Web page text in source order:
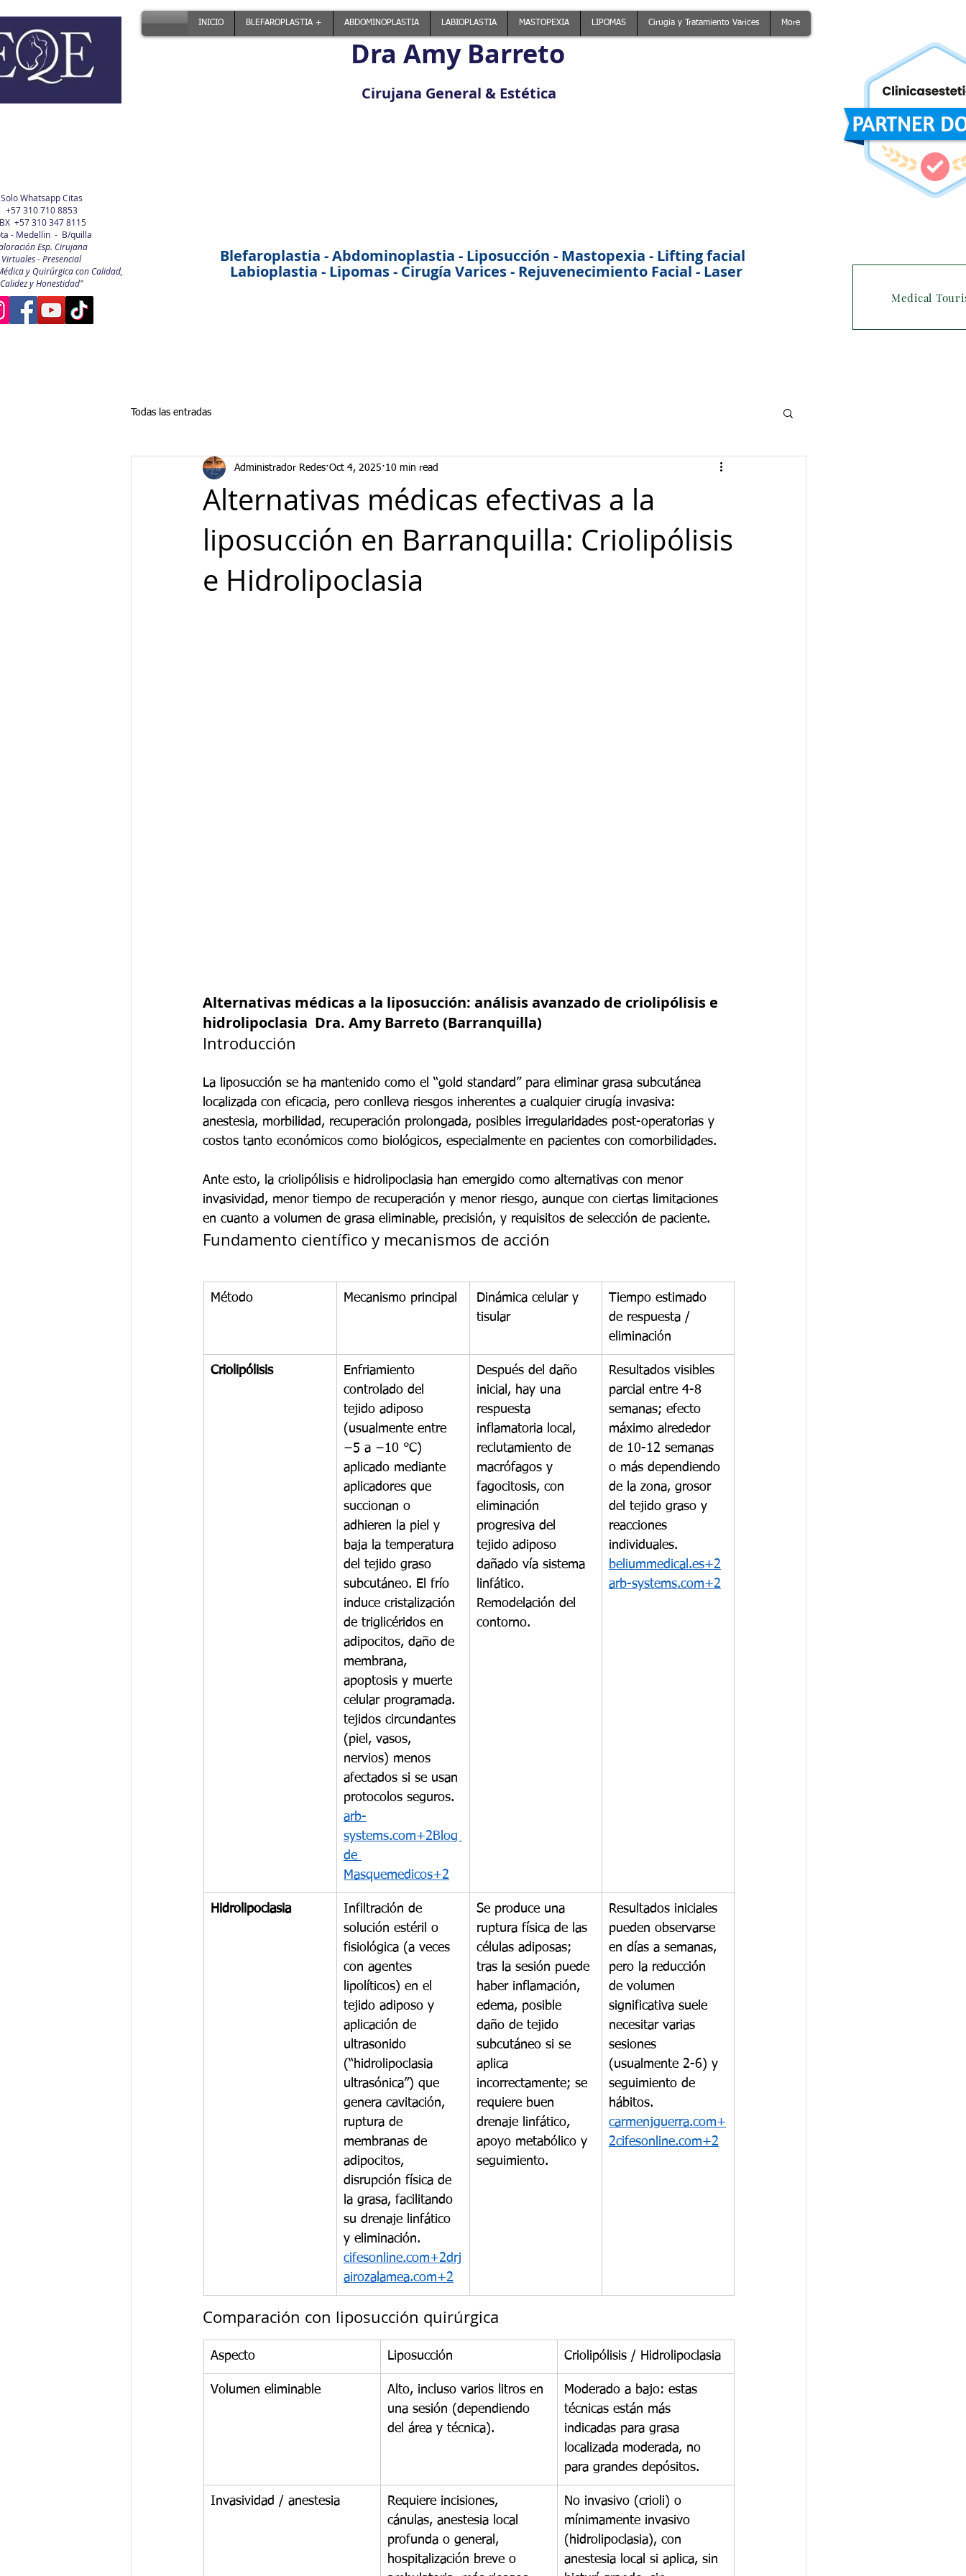
INICIO BLEFAROPLASTIA + ABDOMINOPLASTIA LABIOPLASTIA MASTOPEXIA LIPOMAS Cirugia y Tratamiento Varices More
Dra Amy Barreto
Cirujana General & Estética
Solo Whatsapp Citas
+57 310 710 8853
+57 310 347 8115
- Medellin - B/quilla
Esp. Cirujana
Virtuales - Presencial
y Quirúrgica con Calidad,
Calidez y Honestidad"
Blefaroplastia - Abdominoplastia - Liposucción - Mastopexia - Lifting facial
Labioplastia - Lipomas - Cirugía Varices - Rejuvenecimiento Facial - Laser
Medical
Todas las entradas
Alternativas médicas efectivas a la
liposucción en Barranquilla: Criolipólisis
e Hidrolipoclasia
Administrador Redes Oct 4, 2025 10 min read
Alternativas médicas a la liposucción: análisis avanzado de criolipólisis e
hidrolipoclasia  Dra. Amy Barreto (Barranquilla)
Introducción
La liposucción se ha mantenido como el “gold standard” para eliminar grasa subcutánea
localizada con eficacia, pero conlleva riesgos inherentes a cualquier cirugía invasiva:
anestesia, morbilidad, recuperación prolongada, posibles irregularidades post-operatorias y
costos tanto económicos como biológicos, especialmente en pacientes con comorbilidades.
Ante esto, la criolipólisis e hidrolipoclasia han emergido como alternativas con menor
invasividad, menor tiempo de recuperación y menor riesgo, aunque con ciertas limitaciones
en cuanto a volumen de grasa eliminable, precisión, y requisitos de selección de paciente.
Fundamento científico y mecanismos de acción
Método Mecanismo principal
Dinámica celular y
tisular
Tiempo estimado
de respuesta /
eliminación
Criolipólisis
Enfriamiento
controlado del
tejido adiposo
(usualmente entre
−5 a −10 °C)
aplicado mediante
aplicadores que
succionan o
adhieren la piel y
baja la temperatura
del tejido graso
subcutáneo. El frío
induce cristalización
de triglicéridos en
adipocitos, daño de
membrana,
apoptosis y muerte
celular programada.
tejidos circundantes
(piel, vasos,
nervios) menos
afectados si se usan
protocolos seguros.
arb-
systems.com+2Blog
de
Masquemedicos+2
Después del daño
inicial, hay una
respuesta
inflamatoria local,
reclutamiento de
macrófagos y
fagocitosis, con
eliminación
progresiva del
tejido adiposo
dañado vía sistema
linfático.
Remodelación del
contorno.
Resultados visibles
parcial entre 4-8
semanas; efecto
máximo alrededor
de 10-12 semanas
o más dependiendo
de la zona, grosor
del tejido graso y
reacciones
individuales.
beliummedical.es+2
arb-systems.com+2
Hidrolipoclasia
Infiltración de
solución estéril o
fisiológica (a veces
con agentes
lipolíticos) en el
tejido adiposo y
aplicación de
ultrasonido
(“hidrolipoclasia
ultrasónica”) que
genera cavitación,
ruptura de
membranas de
adipocitos,
disrupción física de
la grasa, facilitando
su drenaje linfático
y eliminación.
cifesonline.com+2drj
airozalamea.com+2
Se produce una
ruptura física de las
células adiposas;
tras la sesión puede
haber inflamación,
edema, posible
daño de tejido
subcutáneo si se
aplica
incorrectamente; se
requiere buen
drenaje linfático,
apoyo metabólico y
seguimiento.
Resultados iniciales
pueden observarse
en días a semanas,
pero la reducción
de volumen
significativa suele
necesitar varias
sesiones
(usualmente 2-6) y
seguimiento de
hábitos.
carmenjguerra.com+
2cifesonline.com+2
Comparación con liposucción quirúrgica
Aspecto Liposucción Criolipólisis / Hidrolipoclasia
Volumen eliminable
Alto, incluso varios litros en
una sesión (dependiendo
del área y técnica).
Moderado a bajo: estas
técnicas están más
indicadas para grasa
localizada moderada, no
para grandes depósitos.
Invasividad / anestesia
Requiere incisiones,
cánulas, anestesia local
profunda o general,
hospitalización breve o
No invasivo (crioli) o
mínimamente invasivo
(hidrolipoclasia), con
anestesia local si aplica, sin